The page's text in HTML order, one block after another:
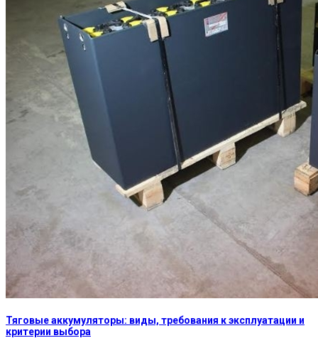
Тяговые аккумуляторы: виды, требования к эксплуатации и
критерии выбора